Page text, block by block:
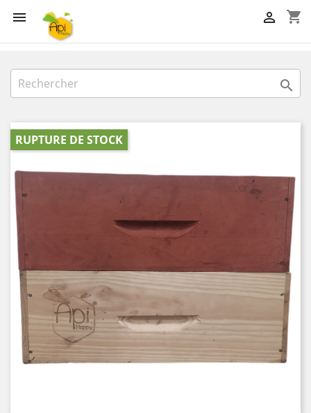
 shopping_cart


RUPTURE DE STOCK